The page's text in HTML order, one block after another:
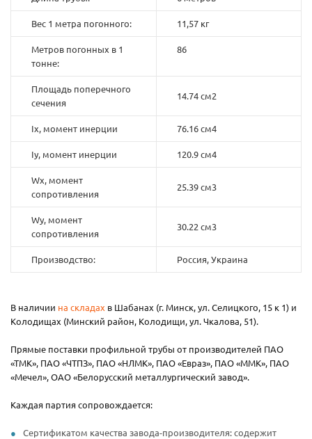
Вес 1 метра погонного: 11,57 кг
Метров погонных в 1
тонне:
86
Площадь поперечного
сечения
14.74 см2
Ix, момент инерции 76.16 см4
Iy, момент инерции 120.9 см4
Wx, момент
сопротивления
25.39 см3
Wy, момент
сопротивления
30.22 см3
Производство: Россия, Украина
В наличии на складах в Шабанах (г. Минск, ул. Селицкого, 15 к 1) и
Колодищах (Минский район, Колодищи, ул. Чкалова, 51).
Прямые поставки профильной трубы от производителей ПАО
«ТМК», ПАО «ЧТПЗ», ПАО «НЛМК», ПАО «Евраз», ПАО «ММК», ПАО
«Мечел», ОАО «Белорусский металлургический завод».
Каждая партия сопровождается:
Сертификатом качества завода-производителя: содержит